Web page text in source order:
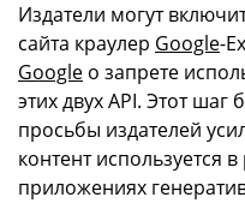
Издатели могут
сайта краулер Google-
Google о запрете
этих двух API. Этот шаг
просьбы издателей
контент используется
приложениях